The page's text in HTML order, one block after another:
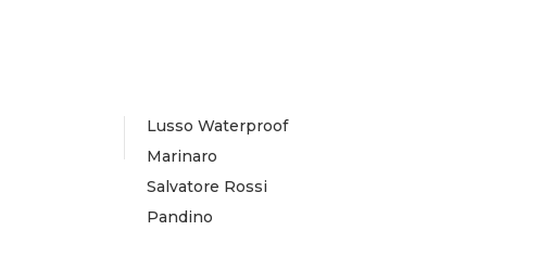
Lusso Waterproof
Marinaro
Salvatore Rossi
Pandino